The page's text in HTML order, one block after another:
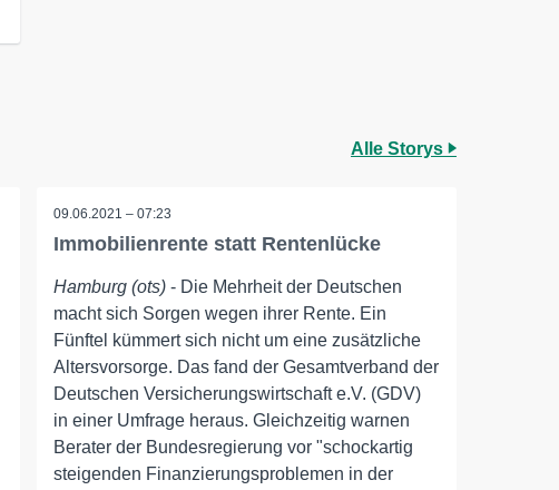
Alle Storys
09.06.2021 – 07:23
Immobilienrente statt Rentenlücke
Hamburg (ots) - Die Mehrheit der Deutschen
macht sich Sorgen wegen ihrer Rente. Ein
Fünftel kümmert sich nicht um eine zusätzliche
Altersvorsorge. Das fand der Gesamtverband der
Deutschen Versicherungswirtschaft e.V. (GDV)
in einer Umfrage heraus. Gleichzeitig warnen
Berater der Bundesregierung vor "schockartig
steigenden Finanzierungsproblemen in der